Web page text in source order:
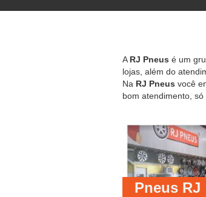
A RJ Pneus é um
lojas, além do
Na RJ Pneus você
bom atendimento, só
Pneus RJ